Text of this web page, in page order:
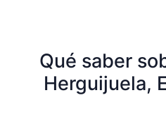
Qué saber
Herguijuela,